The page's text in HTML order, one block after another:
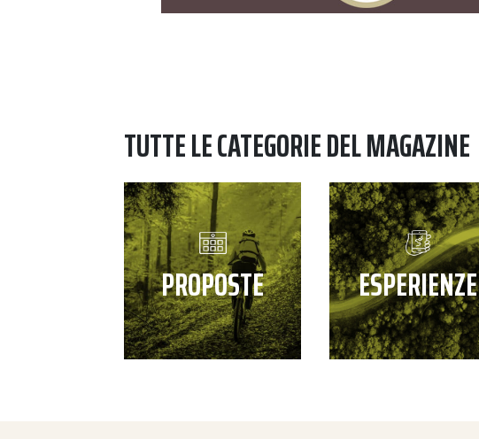
TUTTE LE CATEGORIE DEL MAGAZINE
PROPOSTE ESPERIENZE